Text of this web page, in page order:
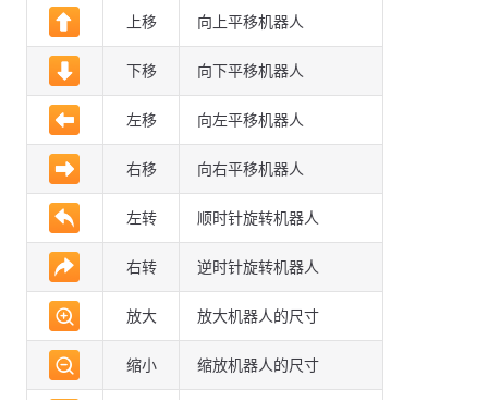
上移 向上平移机器人
下移 向下平移机器人
左移 向左平移机器人
右移 向右平移机器人
左转 顺时针旋转机器人
右转 逆时针旋转机器人
放大 放大机器人的尺寸
缩小 缩放机器人的尺寸